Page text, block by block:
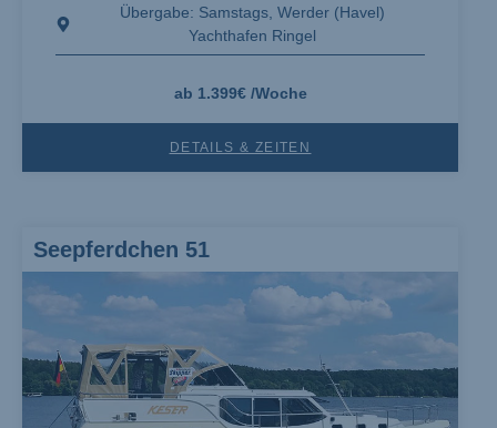
Übergabe: Samstags, Werder (Havel)
Yachthafen Ringel
ab 1.399€ /Woche
DETAILS & ZEITEN
Seepferdchen 51